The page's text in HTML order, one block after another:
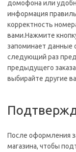
домофона или
информация
корректность
вами.Нажмите
запоминает данные
следующий раз
предыдущего
выбирайте другие
После оформления
магазина, чтобы